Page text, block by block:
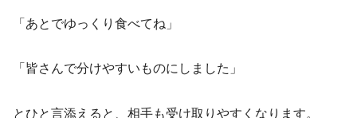
「あとでゆっくり食べてね」
「皆さんで分けやすいものにしました」
とひと言添えると、相手も受け取りやすくなります。